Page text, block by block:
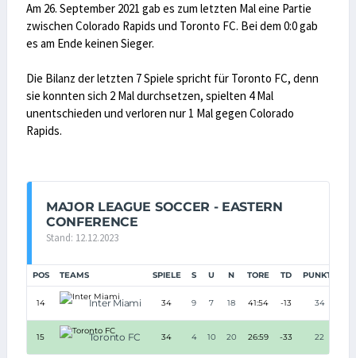
Am 26. September 2021 gab es zum letzten Mal eine Partie
zwischen Colorado Rapids und Toronto FC. Bei dem 0:0 gab
es am Ende keinen Sieger.
Die Bilanz der letzten 7 Spiele spricht für Toronto FC, denn
sie konnten sich 2 Mal durchsetzen, spielten 4 Mal
unentschieden und verloren nur 1 Mal gegen Colorado
Rapids.
MAJOR LEAGUE SOCCER - EASTERN
CONFERENCE
Stand: 12.12.2023
POS TEAMS SPIELE S U N TORE TD PUNKTE
14 Inter Miami 34 9 7 18 41:54 -13 34
15 Toronto FC 34 4 10 20 26:59 -33 22